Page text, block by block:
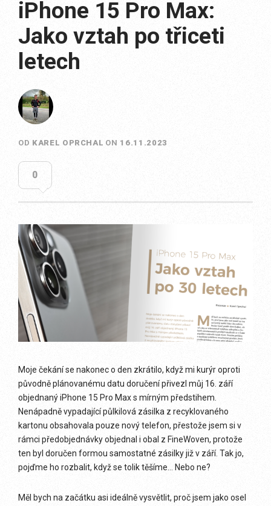
iPhone 15 Pro Max:
Jako vztah po třiceti
letech
OD KAREL OPRCHAL ON 16.11.2023
0
Moje čekání se nakonec o den zkrátilo, když mi kurýr oproti
původně plánovanému datu doručení přivezl můj 16. září
objednaný iPhone 15 Pro Max s mírným předstihem.
Nenápadně vypadající půlkilová zásilka z recyklovaného
kartonu obsahovala pouze nový telefon, přestože jsem si v
rámci předobjednávky objednal i obal z FineWoven, protože
ten byl doručen formou samostatné zásilky již v září. Tak jo,
pojďme ho rozbalit, když se tolik těšíme… Nebo ne?
Měl bych na začátku asi ideálně vysvětlit, proč jsem jako osel